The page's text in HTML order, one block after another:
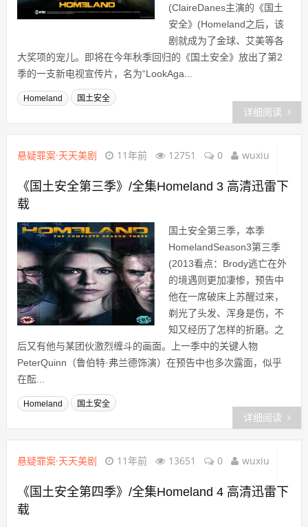
(ClaireDanes主演的《国土
安全》(Homeland之后，该
剧就成为了金球、艾美等各
大奖项的宠儿。即将在今年秋季回归的《国土安全》放出了第2
季的一支新电视宣传片，名为“LookAga...
Homeland 国土安全
详细阅读
悬疑罪案·天天美剧 11年前 12751 0 wuxiu
《国土安全第三季》/全集Homeland 3 高清迅雷下
载
国土安全第三季，本季
HomelandSeason3第三季
(2013看点：Brody逃亡在外
的境遇则更加凄惨，预告中
他在一席破床上苏醒过来，
剃光了头发、浑身是伤，不
知又经历了怎样的折磨。之
后又有他与某团伙激烈缠斗的画面。上一季中的关键人物
PeterQuinn（鲁伯特·弗兰德饰演）在预告中也多次露面，似乎
在酝...
Homeland 国土安全
详细阅读
悬疑罪案·天天美剧 11年前 13651 0 wuxiu
《国土安全第四季》/全集Homeland 4 高清迅雷下
载